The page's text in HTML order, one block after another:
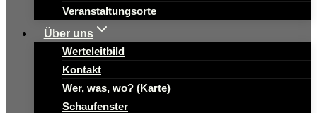
Veranstaltungsorte
Über uns
Werteleitbild
Kontakt
Wer, was, wo? (Karte)
Schaufenster